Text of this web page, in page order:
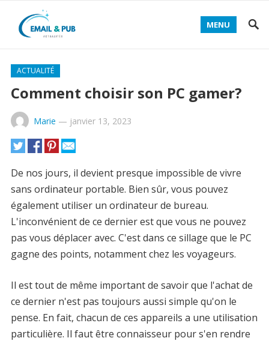
MENU
ACTUALITÉ
Comment choisir son PC gamer?
Marie — janvier 13, 2023
De nos jours, il devient presque impossible de vivre
sans ordinateur portable. Bien sûr, vous pouvez
également utiliser un ordinateur de bureau.
L'inconvénient de ce dernier est que vous ne pouvez
pas vous déplacer avec. C'est dans ce sillage que le PC
gagne des points, notamment chez les voyageurs.
Il est tout de même important de savoir que l'achat de
ce dernier n'est pas toujours aussi simple qu'on le
pense. En fait, chacun de ces appareils a une utilisation
particulière. Il faut être connaisseur pour s'en rendre